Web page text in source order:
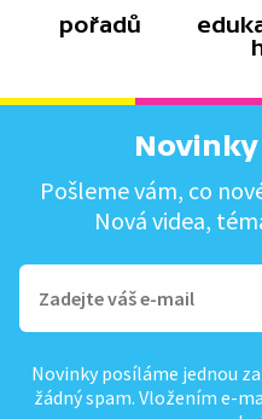
pořadů
Pošleme vám, co
Nová videa,
Novinky posíláme jednou
žádný spam. Vložením e-